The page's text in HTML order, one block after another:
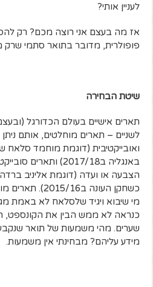
לעניין אותי?
אז מה בעצם אני רוצה מכם? רק
פופולרית, מדובר בתואר סתמי שרק
שיטת הבחירה
תארים אישיים בעולם הכדורגל
לשניים – תארים מוחלטים, אותם
ואובייקטיבית (דוגמת מוחמד
באנגליה ב2017/18)
הצבעה או ועדה (דוגמת אליניב
כשחקן העונה
מי שיבוא ויגיד שלסלאח לא באמת
כנראה לא ממש הבין את הקונספט,
שערים. מהי משמעות של תואר שנקבע
מידע עליהם? מבחינתי אין משמעות.